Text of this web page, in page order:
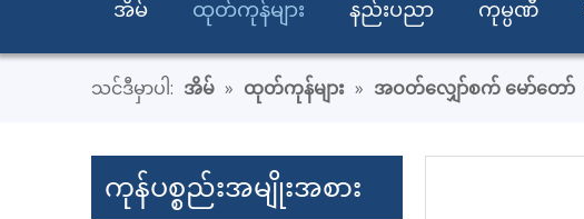
အိမ် ထုတ်ကုန်များ နည်းပညာ ကုမ္ပဏီ
သင်ဒီမှာပါ: အိမ် » ထုတ်ကုန်များ » အဝတ်လျှော်စက် မော်တော်
ကုန်ပစ္စည်းအမျိုးအစား